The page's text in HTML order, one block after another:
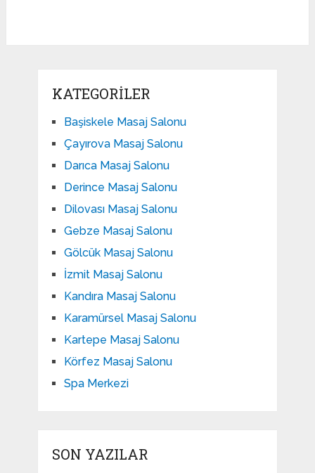
KATEGORILER
Başiskele Masaj Salonu
Çayırova Masaj Salonu
Darıca Masaj Salonu
Derince Masaj Salonu
Dilovası Masaj Salonu
Gebze Masaj Salonu
Gölcük Masaj Salonu
İzmit Masaj Salonu
Kandıra Masaj Salonu
Karamürsel Masaj Salonu
Kartepe Masaj Salonu
Körfez Masaj Salonu
Spa Merkezi
SON YAZILAR